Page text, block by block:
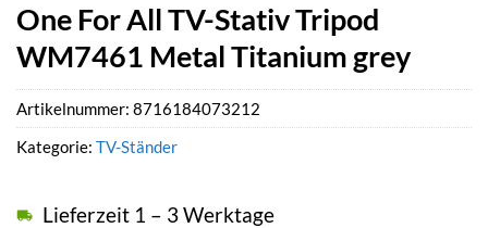
One For All TV-Stativ Tripod
WM7461 Metal Titanium grey
Lieferzeit 1 – 3 Werktage
Artikelnummer: 8716184073212
Kategorie: TV-Ständer